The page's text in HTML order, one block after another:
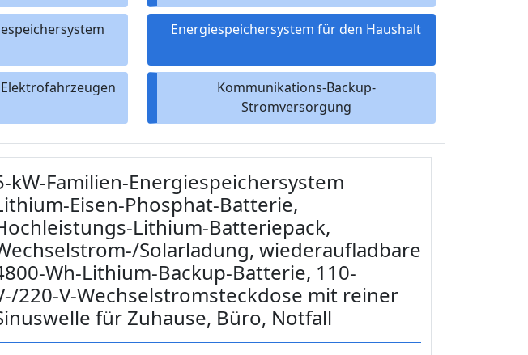
Energiespeichersystem für den Haushalt
Kommunikations-Backup-
Stromversorgung
kW-Familien-Energiespeichersystem
Eisen-Phosphat-Batterie,
Lithium-Batteriepack,
Solarladung, wiederaufladbare
Wh-Lithium-Backup-Batterie, 110-
220-V-Wechselstromsteckdose mit reiner
für Zuhause, Büro, Notfall